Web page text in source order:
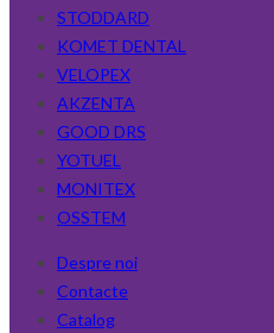
STODDARD
KOMET DENTAL
VELOPEX
AKZENTA
GOOD DRS
YOTUEL
MONITEX
OSSTEM
Despre noi
Contacte
Catalog